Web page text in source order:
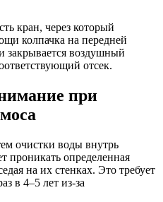
кран, через который
колпачка на передней
закрывается воздушный
отсек.
при
очистки воды внутрь
проникать определенная
на их стенках. Это требует
в 4–5 лет из-за